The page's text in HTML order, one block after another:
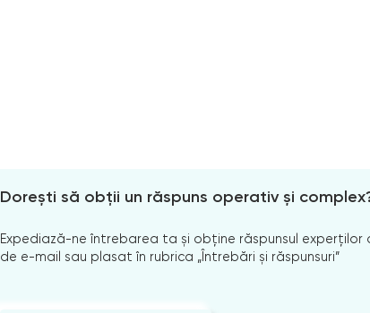
Dorești să obții un răspuns operativ și
Expediază-ne întrebarea ta și obține răspunsul experților
de e-mail sau plasat în rubrica „Întrebări și răspunsuri”